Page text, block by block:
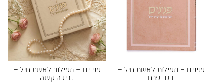
פנינים – תפילות לאשת חיל –
דגם פרח
פנינים – תפילות לאשת חיל –
כריכה קשה